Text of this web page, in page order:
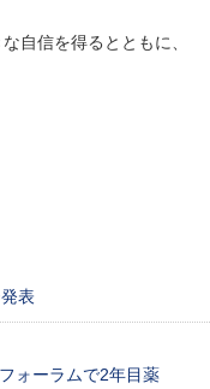
自信を得るとともに、
表
ォーラムで2年目薬